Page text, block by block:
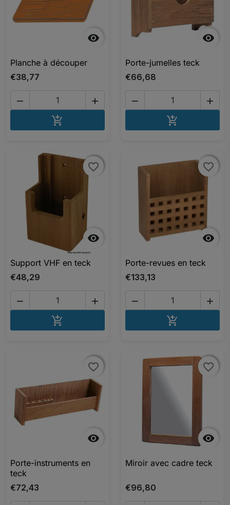

Planche à découper
€38,77
 


Porte-jumelles teck
€66,68
 


favorite_border
favorite_border
Support VHF en teck
€48,29
 


favorite_border
favorite_border
Porte-revues en teck
€133,13
 


favorite_border
favorite_border
Porte-instruments en
teck
€72,43

favorite_border
favorite_border
Miroir avec cadre teck
€96,80